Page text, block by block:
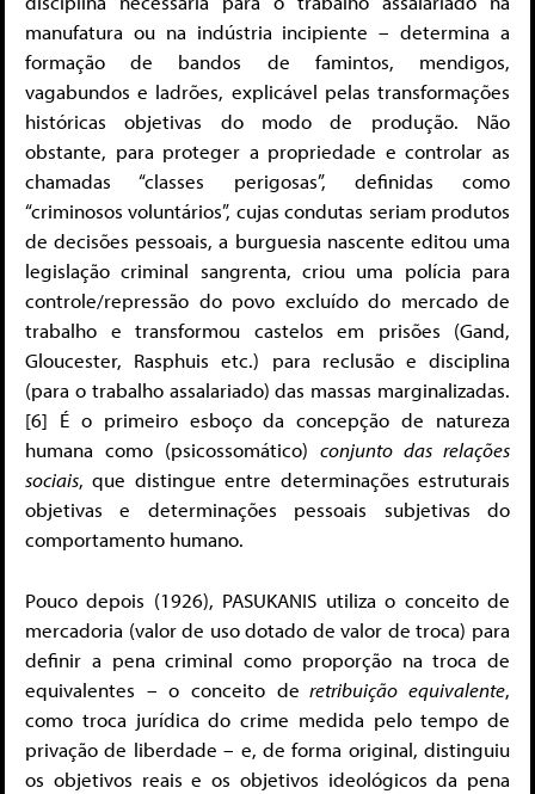
manufatura ou na indústria incipiente – determina a
formação de bandos de famintos, mendigos,
vagabundos e ladrões, explicável pelas transformações
históricas objetivas do modo de produção. Não
obstante, para proteger a propriedade e controlar as
chamadas “classes perigosas”, definidas como
“criminosos voluntários”, cujas condutas seriam produtos
de decisões pessoais, a burguesia nascente editou uma
legislação criminal sangrenta, criou uma polícia para
controle/repressão do povo excluído do mercado de
trabalho e transformou castelos em prisões (Gand,
Gloucester, Rasphuis etc.) para reclusão e disciplina
(para o trabalho assalariado) das massas marginalizadas.
[6] É o primeiro esboço da concepção de natureza
humana como (psicossomático) conjunto das relações
sociais, que distingue entre determinações estruturais
objetivas e determinações pessoais subjetivas do
comportamento humano.
Pouco depois (1926), PASUKANIS utiliza o conceito de
mercadoria (valor de uso dotado de valor de troca) para
definir a pena criminal como proporção na troca de
equivalentes – o conceito de retribuição equivalente,
como troca jurídica do crime medida pelo tempo de
privação de liberdade – e, de forma original, distinguiu
os objetivos reais e os objetivos ideológicos da pena